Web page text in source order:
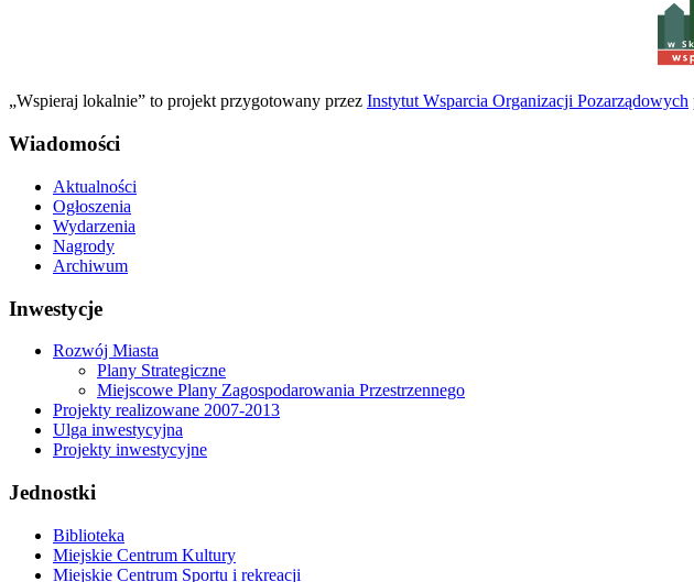
w
„Wspieraj lokalnie” to projekt przygotowany przez Instytut Wsparcia Organizacji Pozarządowych
Wiadomości
Aktualności
Ogłoszenia
Wydarzenia
Nagrody
Archiwum
Inwestycje
Rozwój Miasta
Plany Strategiczne
Miejscowe Plany Zagospodarowania Przestrzennego
Projekty realizowane 2007-2013
Ulga inwestycyjna
Projekty inwestycyjne
Jednostki
Biblioteka
Miejskie Centrum Kultury
Miejskie Centrum Sportu i rekreacji